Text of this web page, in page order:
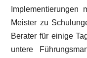
Implementierungen
Meister zu
Berater für einige
untere